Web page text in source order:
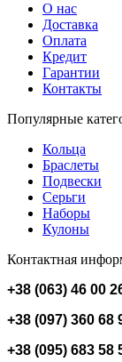
О нас
Доставка
Оплата
Кредит
Гарантии
Контакты
Популярные
Кольца
Браслеты
Подвески
Серьги
Наборы
Кулоны
Контактная
+38 (063) 46 00
+38 (097) 360 68
+38 (095) 683 58